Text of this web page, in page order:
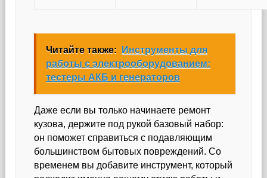
Читайте также:
Инструменты для
работы с электрооборудованием:
тестеры АКБ и генераторов
Даже если вы только начинаете ремонт
кузова, держите под рукой базовый набор:
он поможет справиться с подавляющим
большинством бытовых повреждений. Со
временем вы добавите инструмент, который